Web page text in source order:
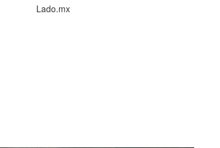
Lado.mx